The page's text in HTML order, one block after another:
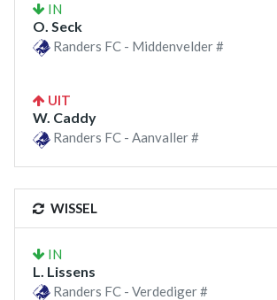
IN
O. Seck
Randers FC - Middenvelder #
UIT
W. Caddy
Randers FC - Aanvaller #
WISSEL
IN
L. Lissens
Randers FC - Verdediger #